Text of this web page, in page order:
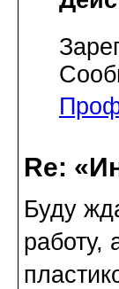
Re:
Буду
работу,